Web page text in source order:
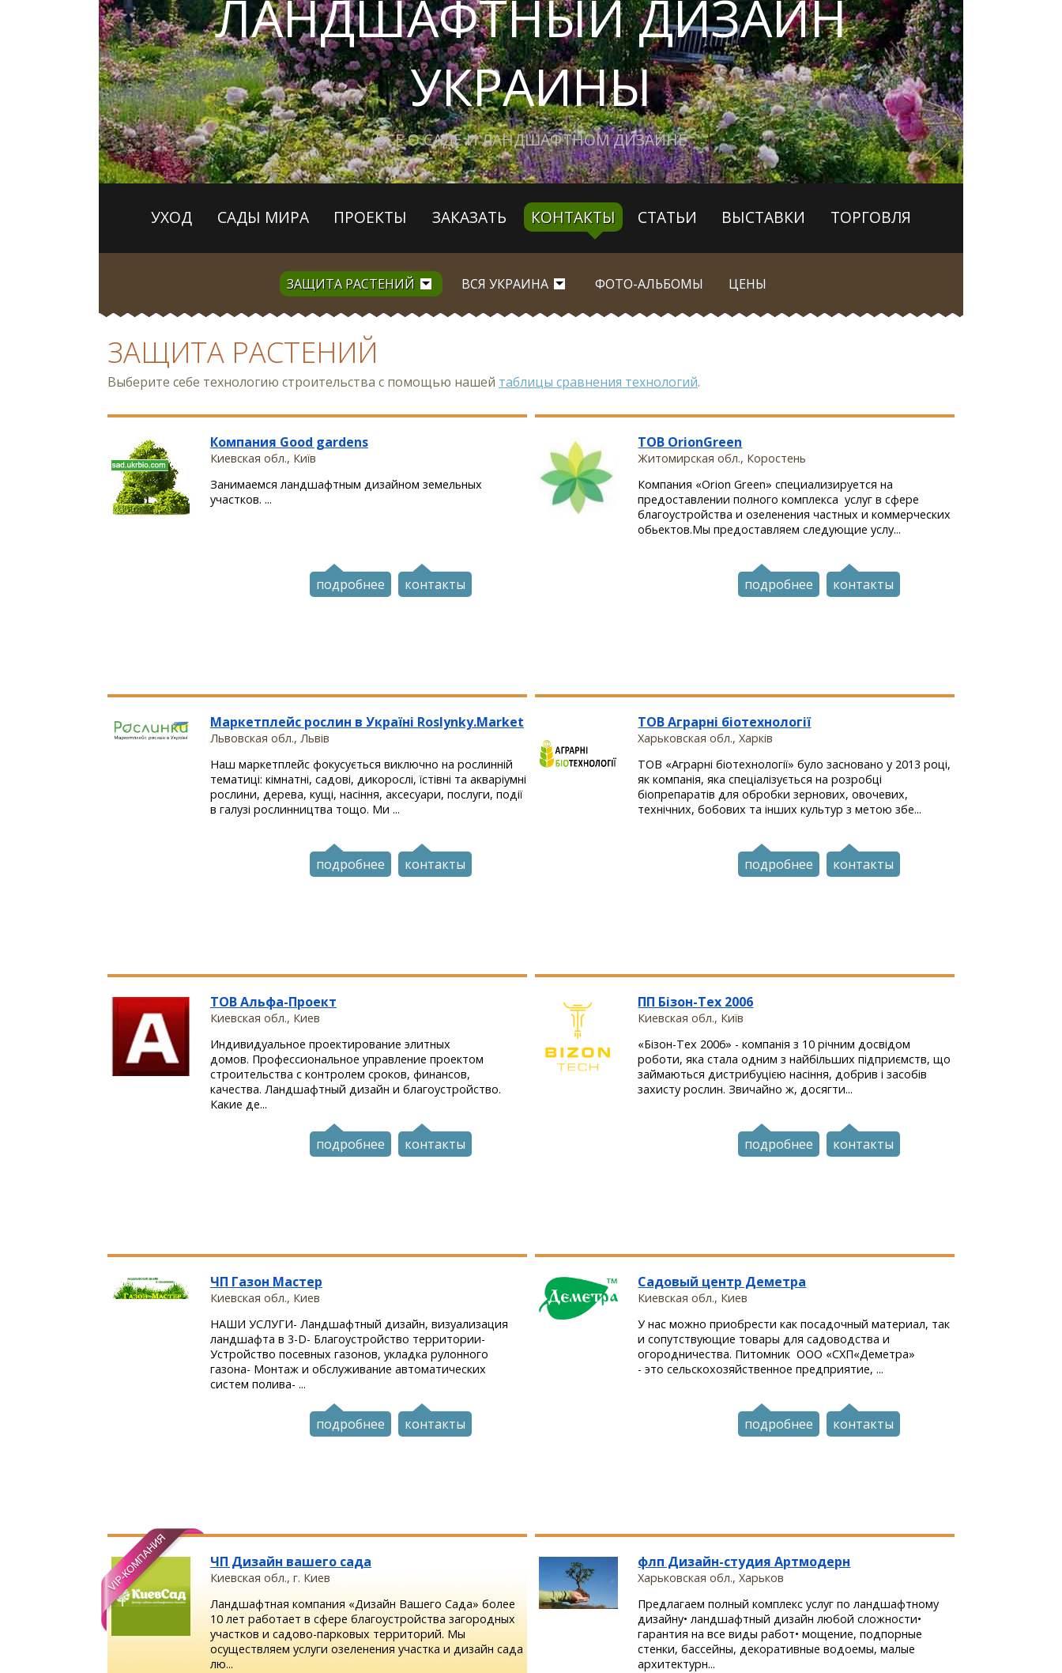
ЛАНДШАФТНЫЙ ДИЗАЙН
УКРАИНЫ
ВСЕ О САДЕ И ЛАНДШАФТНОМ ДИЗАЙНЕ
УХОД САДЫ МИРА ПРОЕКТЫ ЗАКАЗАТЬ КОНТАКТЫ СТАТЬИ ВЫСТАВКИ ТОРГОВЛЯ
ЗАЩИТА РАСТЕНИЙ ВСЯ УКРАИНА ФОТО-АЛЬБОМЫ ЦЕНЫ
ЗАЩИТА РАСТЕНИЙ
Выберите себе технологию строительства с помощью нашей таблицы сравнения технологий.
Компания Good gardens
Киевская обл., Київ
Занимаемся ландшафтным дизайном земельных
участков. ...
подробнее контакты
ТОВ OrionGreen
Житомирская обл., Коростень
Компания «Orion Green» специализируется на
предоставлении полного комплекса услуг в сфере
благоустройства и озеленения частных и коммерческих
обьектов.Мы предоставляем следующие услу...
подробнее контакты
Маркетплейс рослин в Україні Roslynky.Market
Львовская обл., Львів
Наш маркетплейс фокусується виключно на рослинній
тематиці: кімнатні, садові, дикорослі, їстівні та акваріумні
рослини, дерева, кущі, насіння, аксесуари, послуги, події
в галузі рослинництва тощо. Ми ...
подробнее контакты
ТОВ Аграрні біотехнології
Харьковская обл., Харків
ТОВ «Аграрні біотехнології» було засновано у 2013 році,
як компанія, яка спеціалізується на розробці
біопрепаратів для обробки зернових, овочевих,
технічних, бобових та інших культур з метою збе...
подробнее контакты
ТОВ Альфа-Проект
Киевская обл., Киев
Индивидуальное проектирование элитных
домов. Профессиональное управление проектом
строительства с контролем сроков, финансов,
качества. Ландшафтный дизайн и благоустройство.
Какие де...
подробнее контакты
ПП Бізон-Тех 2006
Киевская обл., Київ
«Бізон-Тех 2006» - компанія з 10 річним досвідом
роботи, яка стала одним з найбільших підприємств, що
займаються дистрибуцією насіння, добрив і засобів
захисту рослин. Звичайно ж, досягти...
подробнее контакты
ЧП Газон Мастер
Киевская обл., Киев
НАШИ УСЛУГИ- Ландшафтный дизайн, визуализация
ландшафта в 3-D- Благоустройство территории-
Устройство посевных газонов, укладка рулонного
газона- Монтаж и обслуживание автоматических
систем полива- ...
подробнее контакты
Садовый центр Деметра
Киевская обл., Киев
У нас можно приобрести как посадочный материал, так
и сопутствующие товары для садоводства и
огородничества. Питомник ООО «СХП«Деметра»
- это сельскохозяйственное предприятие, ...
подробнее контакты
ЧП Дизайн вашего сада
Киевская обл., г. Киев
Ландшафтная компания «Дизайн Вашего Сада» более
10 лет работает в сфере благоустройства загородных
участков и садово-парковых территорий. Мы
осуществляем услуги озеленения участка и дизайн сада
лю...
флп Дизайн-студия Артмодерн
Харьковская обл., Харьков
Предлагаем полный комплекс услуг по ландшафтному
дизайну• ландшафтный дизайн любой сложности•
гарантия на все виды работ• мощение, подпорные
стенки, бассейны, декоративные водоемы, малые
архитектурн...